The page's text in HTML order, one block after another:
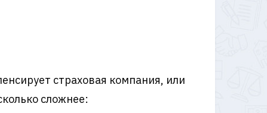
страховая компания, или
сложнее: